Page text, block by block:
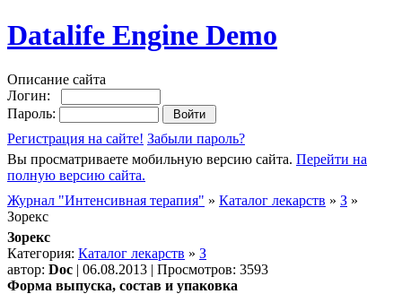
Datalife Engine Demo
Описание сайта
Логин:
Пароль:
Регистрация на сайте! Забыли пароль?
Вы просматриваете мобильную версию сайта. Перейти на
полную версию сайта.
Журнал "Интенсивная терапия" » Каталог лекарств » З »
Зорекс
Зорекс
Категория: Каталог лекарств » З
автор: Doc | 06.08.2013 | Просмотров: 3593
Форма выпуска, состав и упаковка